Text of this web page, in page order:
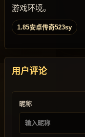
游戏环境。
1.85安卓传奇523sy
用户评论
昵称